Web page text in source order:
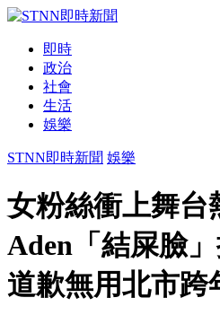
即時
政治
社會
生活
娛樂
STNN即時新聞 娛樂
女粉絲衝上舞
Aden「結屎臉」
道歉無用北市跨